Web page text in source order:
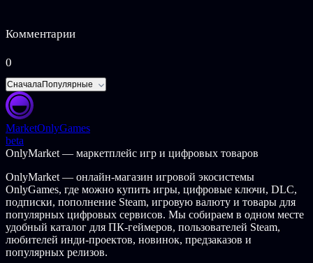
Комментарии
0
СначалаПопулярные
MarketOnlyGames
beta
OnlyMarket — маркетплейс игр и цифровых товаров
OnlyMarket — онлайн-магазин игровой экосистемы
OnlyGames, где можно купить игры, цифровые ключи, DLC,
подписки, пополнение Steam, игровую валюту и товары для
популярных цифровых сервисов. Мы собираем в одном месте
удобный каталог для ПК-геймеров, пользователей Steam,
любителей инди-проектов, новинок, предзаказов и
популярных релизов.